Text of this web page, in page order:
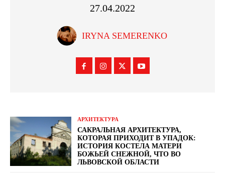
27.04.2022
IRYNA SEMERENKO
АРХИТЕКТУРА
САКРАЛЬНАЯ АРХИТЕКТУРА,
КОТОРАЯ ПРИХОДИТ В УПАДОК:
ИСТОРИЯ КОСТЕЛА МАТЕРИ
БОЖЬЕЙ СНЕЖНОЙ, ЧТО ВО
ЛЬВОВСКОЙ ОБЛАСТИ